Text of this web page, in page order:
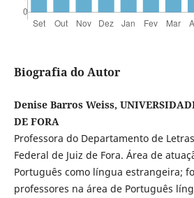
Biografia do Autor
Denise Barros Weiss,
DE FORA
Professora do Departamento de
Federal de Juiz de Fora. Área de
Português como língua estrangeira;
professores na área de Português